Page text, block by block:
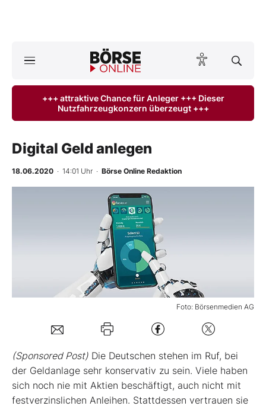
ktuelle Ausgabe BÖRSE ONLINE lesen
Anlageprodukte
Finanz-Check
BO-Musterdepots
Mein Konto
Folgen Sie uns
+++ attraktive Chance für Anleger +++ Dieser
Nutzfahrzeugkonzern überzeugt +++
Digital Geld anlegen
18.06.2020 · 14:01 Uhr · Börse Online Redaktion
Foto: Börsenmedien AG
(Sponsored Post) Die Deutschen stehen im Ruf, bei
der Geldanlage sehr konservativ zu sein. Viele haben
sich noch nie mit Aktien beschäftigt, auch nicht mit
festverzinslichen Anleihen. Stattdessen vertrauen sie